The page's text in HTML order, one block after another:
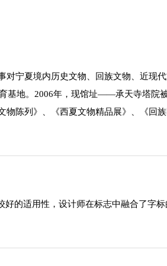
宁夏境内历史文物、回族文物、近现
基地。2006年，现馆址——承天寺塔院
陈列》、《西夏文物精品展》、《回
的适用性，设计师在标志中融合了字